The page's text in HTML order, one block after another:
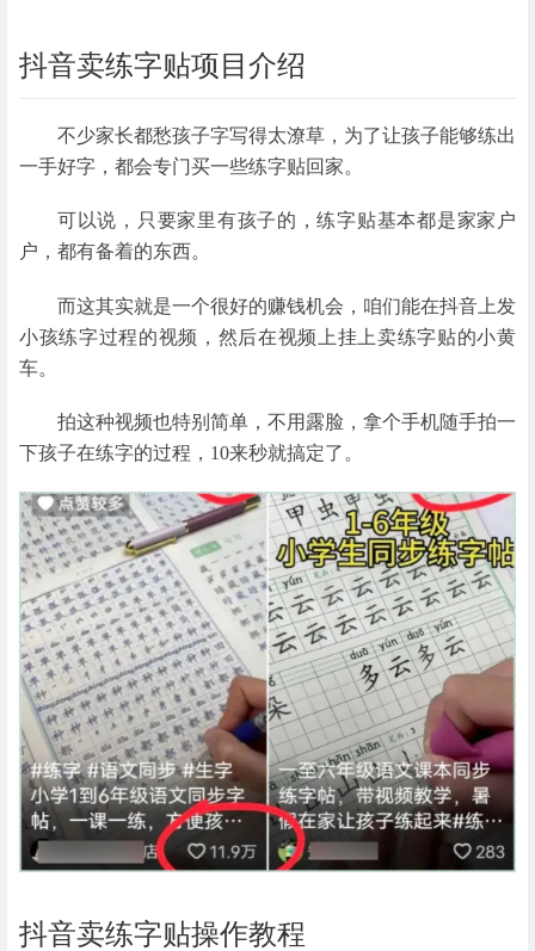
抖音卖练字贴项目介绍
不少家长都愁孩子字写得太潦草，为了让孩子能够练出
一手好字，都会专门买一些练字贴回家。
可以说，只要家里有孩子的，练字贴基本都是家家户
户，都有备着的东西。
而这其实就是一个很好的赚钱机会，咱们能在抖音上发
小孩练字过程的视频，然后在视频上挂上卖练字贴的小黄
车。
拍这种视频也特别简单，不用露脸，拿个手机随手拍一
下孩子在练字的过程，10来秒就搞定了。
抖音卖练字贴操作教程